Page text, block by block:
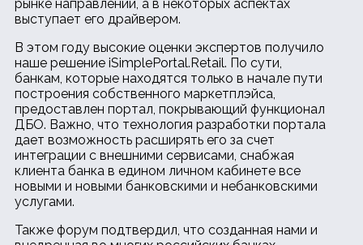
рынке направлении, а в некоторых аспектах
выступает его драйвером.
В этом году высокие оценки экспертов получило
наше решение iSimplePortal.Retail. По сути,
банкам, которые находятся только в начале пути
построения собственного маркетплэйса,
предоставлен портал, покрывающий функционал
ДБО. Важно, что технология разработки портала
дает возможность расширять его за счет
интеграции с внешними сервисами, снабжая
клиента банка в едином личном кабинете все
новыми и новыми банковскими и небанковскими
услугами.
Также форум подтвердил, что созданная нами и